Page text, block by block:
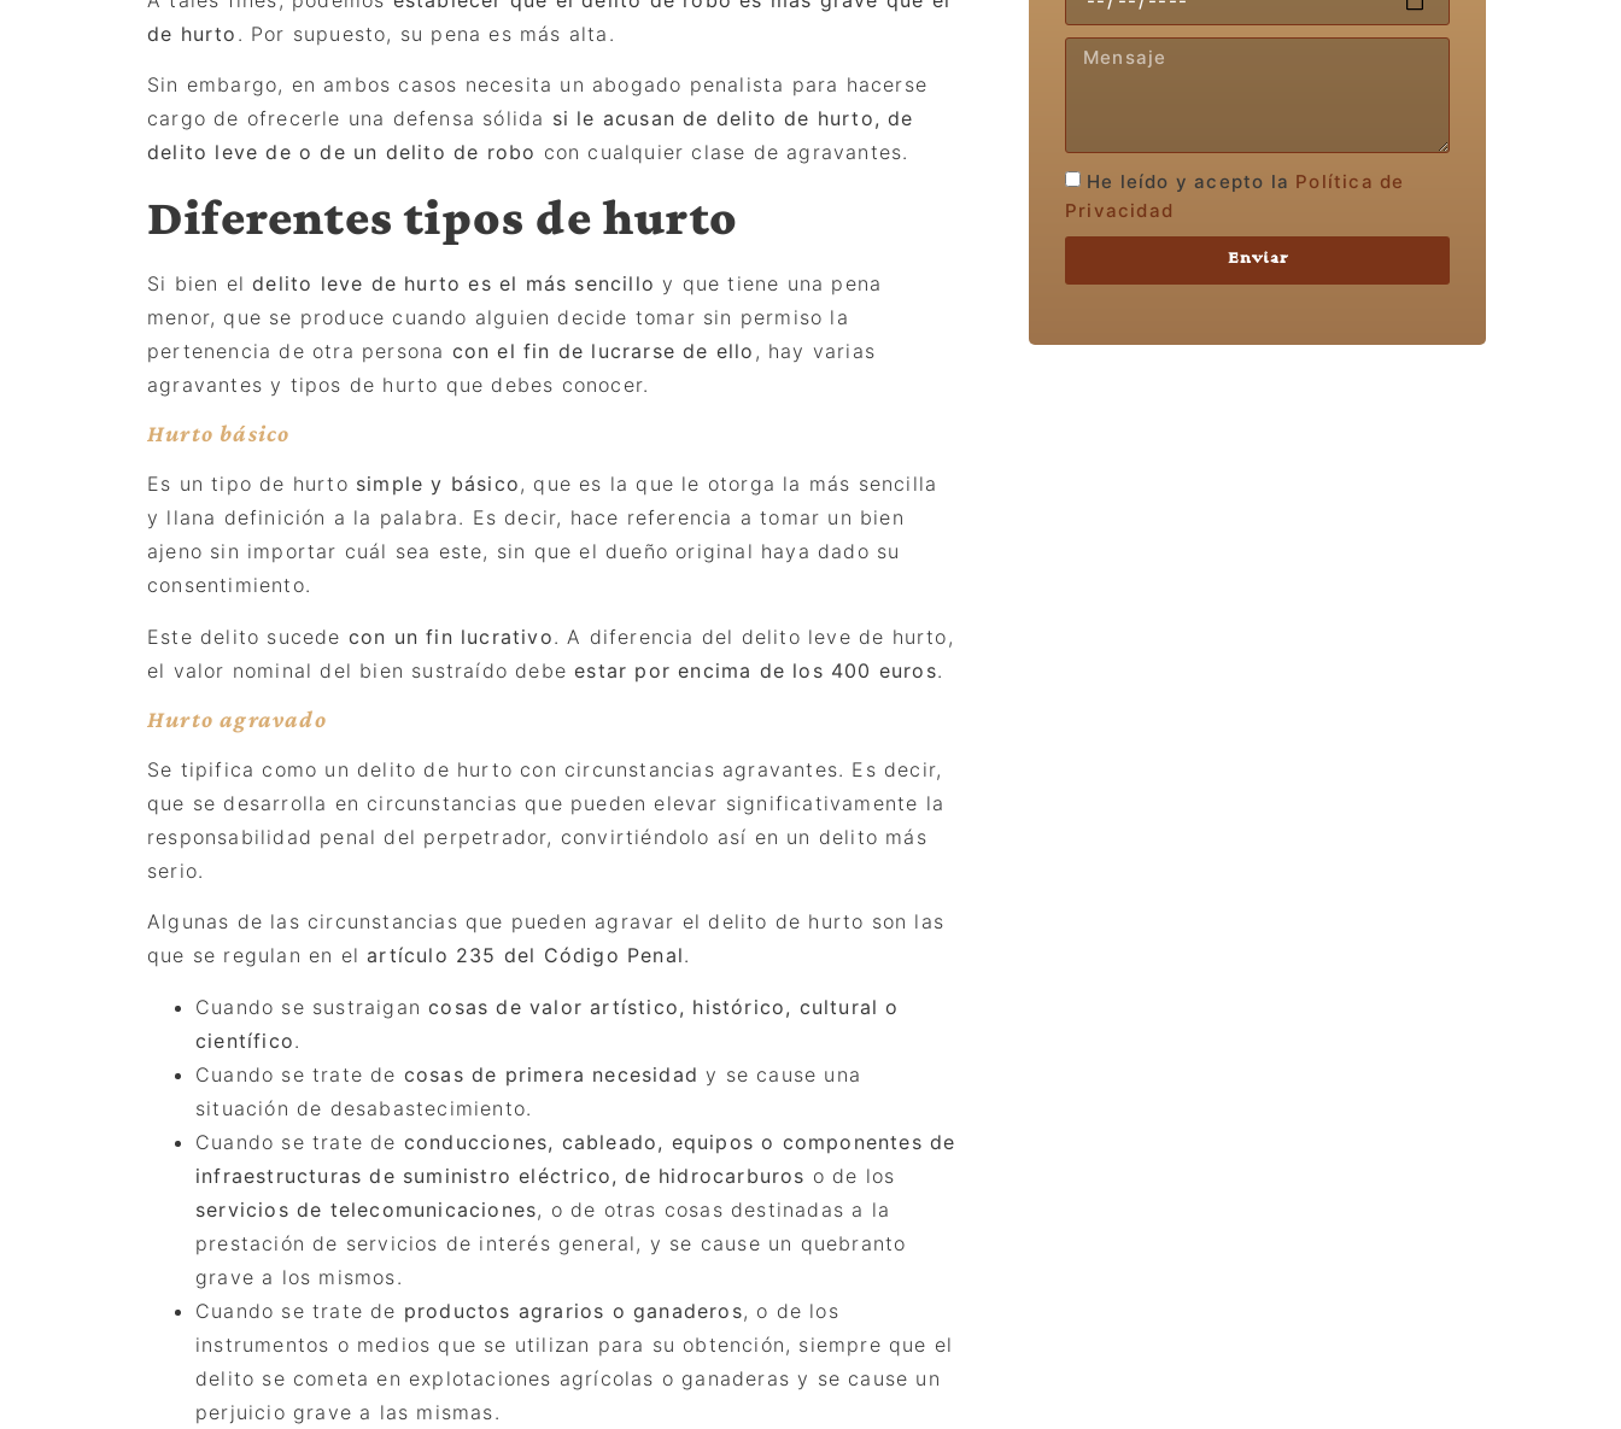
de hurto . Por supuesto, su pena es más alta.
Sin embargo, en ambos casos necesita un abogado penalista para hacerse
cargo de ofrecerle una defensa sólida si le acusan de delito de hurto, de
delito leve de o de un delito de robo con cualquier clase de agravantes.
Diferentes tipos de hurto
Si bien eldelito leve de hurto es el más sencillo y que tiene una pena
menor, que se produce cuando alguien decide tomar sin permiso la
pertenencia de otra persona con el fin de lucrarse de ello , hay varias
agravantes y tipos de hurto que debes conocer.
Hurto básico
Es un tipo de hurto simple y básico, que es la que le otorga la más sencilla
y llana definición a la palabra. Es decir, hace referencia a tomar un bien
ajeno sin importar cuál sea este, sin que el dueño original haya dado su
consentimiento.
Este delito sucede con un fin lucrativo. A diferencia del delito leve de hurto,
el valor nominal del bien sustraído debeestar por encima de los 400 euros.
Hurto agravado
Se tipifica como un delito de hurto con circunstancias agravantes. Es decir,
que se desarrolla en circunstancias que pueden elevar significativamente la
responsabilidad penal del perpetrador, convirtiéndolo así en un delito má s
serio.
Algunas de las circunstancias que pueden agravar el delito de hurto son las
que se regulan en elartículo 235 del Código Penal.
Cuando se sustraigancosas de valor artístico, histórico, cultural o
científico.
Cuando se trate de cosas de primera necesidad y se cause una
situación de desabastecimiento.
Cuando se trate de conducciones, cableado, equipos o componentes de
infraestructuras de suministro eléctrico, de hidrocarburos o de los
servicios de telecomunicaciones, o de otras cosas destinadas a la
prestación de servicios de interés general, y se cause un quebranto
grave a los mismos.
Cuando se trate de productos agrarios o ganaderos, o de los
instrumentos o medios que se utilizan para su obtención, siempre que el
delito se cometa en explotaciones agrícolas o ganaderas y se cause un
perjuicio grave a las mismas.
He leído y acepto la Política de
Privacidad
Enviar